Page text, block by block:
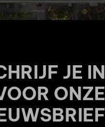
JE IN
ONZE